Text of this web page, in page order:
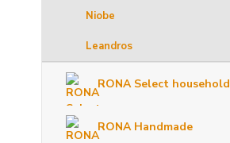
Niobe
Leandros
RONA Select household
RONA Handmade